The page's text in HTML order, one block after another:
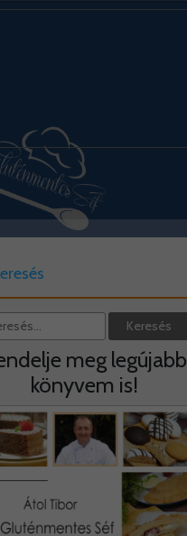
meg legújabb
könyvem is!